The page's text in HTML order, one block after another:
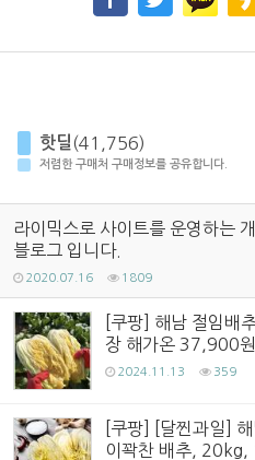
핫딜 (41,756)
저렴한 구매처 구매정보를 공유합니다.
라이믹스로 사이트를 운영하는
블로그 입니다.
2020.07.16 1809
[쿠팡] 해남 절임배
장 해가온 37,900원
2024.11.13 359
[쿠팡] [달찐과일]
이꽉찬 배추, 20kg,